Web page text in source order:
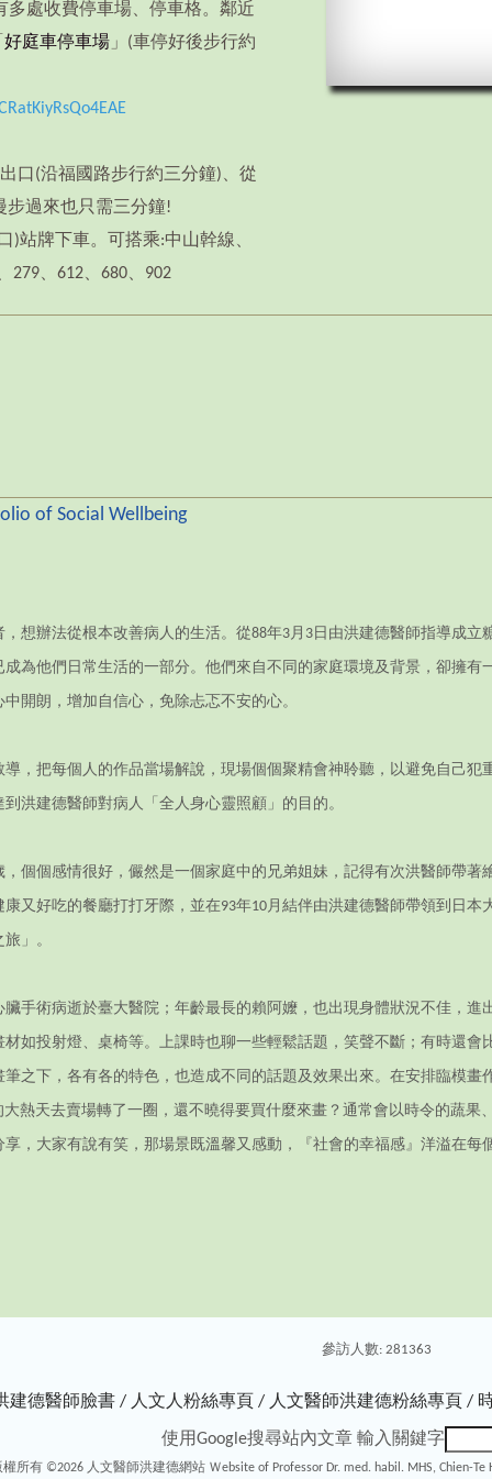
多處收費停車場、停車格。鄰近
好庭車停車場 」(車停好後步行約
口(沿福國路步行約三分鐘)、從
步過來也只需三分鐘!
)站牌下車。可搭乘:中山幹線、
279、612、680、902
of Social Wellbeing
想辦法從根本改善病人的生活。從88年3月3日由洪建德醫師指導成立
為他們日常生活的一部分。他們來自不同的家庭環境及背景，卻擁
開朗，增加自信心，免除忐忑不安的心。
，把每個人的作品當場解說，現場個個聚精會神聆聽，以避免自己
洪建德醫師對病人「全人身心靈照顧」的目的。
個個感情很好，儼然是一個家庭中的兄弟姐妹，記得有次洪醫師帶
又好吃的餐廳打打牙際，並在93年10月結伴由洪建德醫師帶領到日
」。
手術病逝於臺大醫院；年齡最長的賴阿嬤，也出現身體狀況不佳，
如投射燈、桌椅等。上課時也聊一些輕鬆話題，笑聲不斷；有時還
之下，各有各的特色，也造成不同的話題及效果出來。在安排臨模
熱天去賣場轉了一圈，還不曉得要買什麼來畫？通常會以時令的蔬
，大家有說有笑，那場景既溫馨又感動，『社會的幸福感』洋溢在每
參訪人數: 281363
建德醫師臉書 / 人文人粉絲專頁 / 人文醫師洪建德粉絲專頁 /
使用Google搜尋站內文章 輸入關鍵字
權所有 ©2026 人文醫師洪建德網站 Ｗebsite of Professor Dr. med. habil. MHS, Chien-Te